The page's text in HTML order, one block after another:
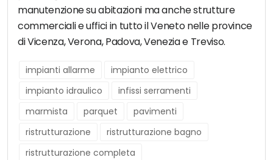
manutenzione su abitazioni ma anche strutture
commerciali e uffici in tutto il Veneto nelle province
di Vicenza, Verona, Padova, Venezia e Treviso.
impianti allarme
impianto elettrico
impianto idraulico
infissi serramenti
marmista
parquet
pavimenti
ristrutturazione
ristrutturazione bagno
ristrutturazione completa